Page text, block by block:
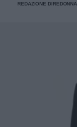
REDAZIONE DIREDONNA